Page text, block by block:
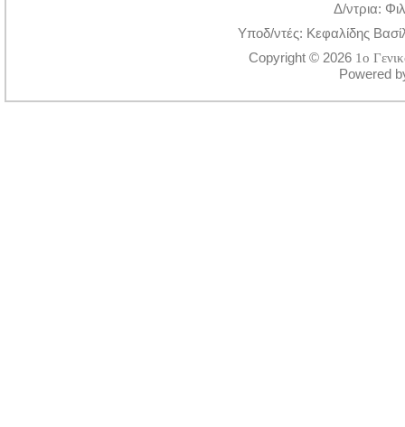
Δ/ντρια:
Υποδ/ντές: Κεφαλίδης
Copyright © 2026 1ο
Powered